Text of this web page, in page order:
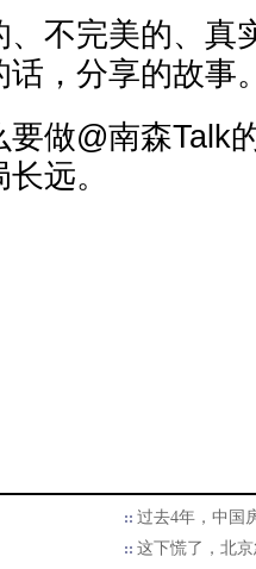
不完美的、真
，分享的故事
做@南森Talk
远。
过去4年，中国
这下慌了，北